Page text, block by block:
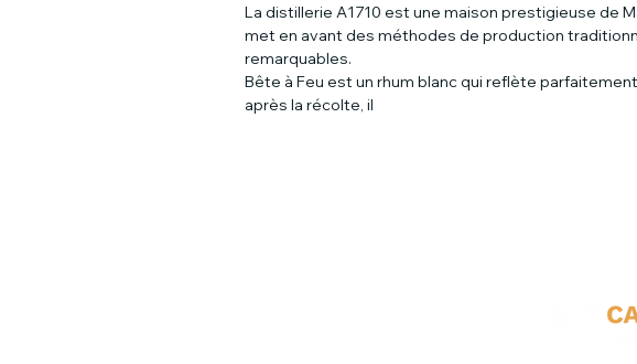
La distillerie A1710 est une maison prestigieuse de
met en avant des méthodes de production
remarquables.
Bête à Feu est un rhum blanc qui reflète
après la récolte, il